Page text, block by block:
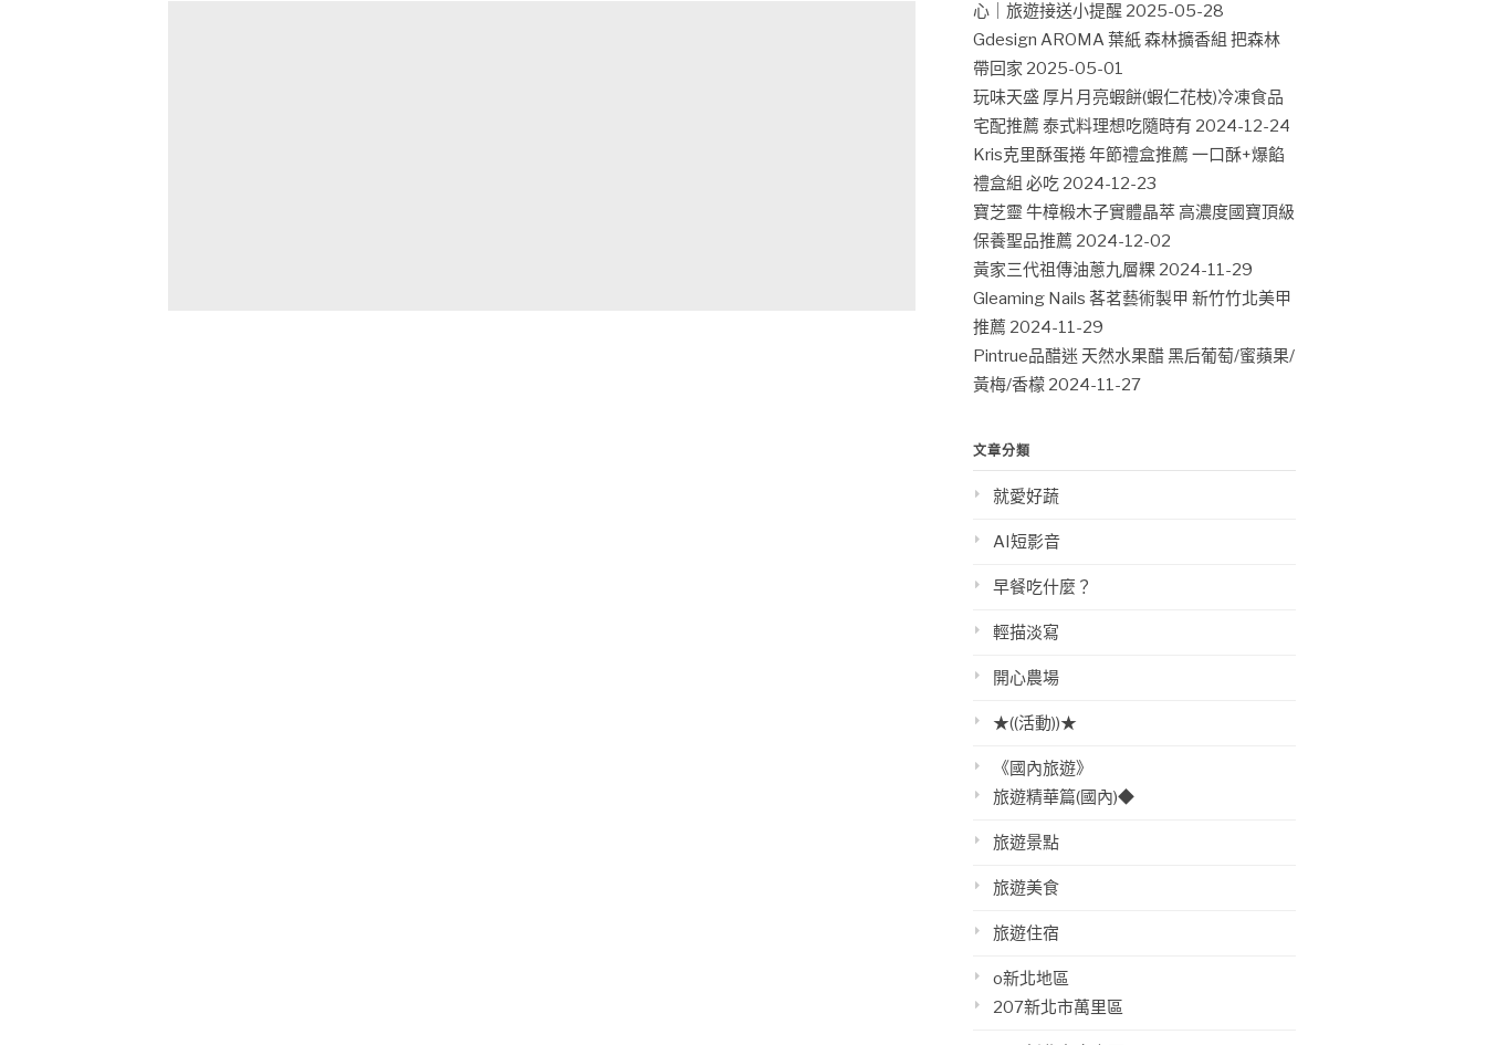
心｜旅遊接送小提醒 2025-05-28
Gdesign AROMA 葉紙 森林擴香組 把森林
帶回家 2025-05-01
玩味天盛 厚片月亮蝦餅(蝦仁花枝)冷凍食品
宅配推薦 泰式料理想吃隨時有 2024-12-24
Kris克里酥蛋捲 年節禮盒推薦 一口酥+爆餡
禮盒組 必吃 2024-12-23
寶芝靈 牛樟椴木子實體晶萃 高濃度國寶頂級
保養聖品推薦 2024-12-02
黃家三代祖傳油蔥九層粿 2024-11-29
Gleaming Nails 茖茗藝術製甲 新竹竹北美甲
推薦 2024-11-29
Pintrue品醋迷 天然水果醋 黑后葡萄/蜜蘋果/
黃梅/香檬 2024-11-27
文章分類
就愛好蔬
AI短影音
早餐吃什麼？
輕描淡寫
開心農場
★((活動))★
《國內旅遊》
旅遊精華篇(國內)◆
旅遊景點
旅遊美食
旅遊住宿
o新北地區
207新北市萬里區